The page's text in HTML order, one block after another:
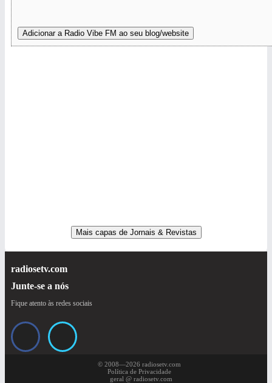
Adicionar a Radio Vibe FM ao seu blog/website
Mais capas de Jornais & Revistas
radiosetv.com
Junte-se a nós
Fique atento às redes sociais
© 2008—2026 radiosetv.com
Política de Privacidade
geral @ radiosetv.com